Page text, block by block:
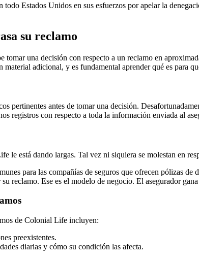
Estados Unidos en sus esfuerzos por apelar la
su reclamo
tomar una decisión con respecto a un reclamo en
adicional, y es fundamental aprender qué es para
pertinentes antes de tomar una decisión.
registros con respecto a toda la información enviada al
le está dando largas. Tal vez ni siquiera se molestan en
para las compañías de seguros que ofrecen pólizas
reclamo. Ese es el modelo de negocio. El asegurador
de Colonial Life incluyen:
preexistentes.
diarias y cómo su condición las afecta.